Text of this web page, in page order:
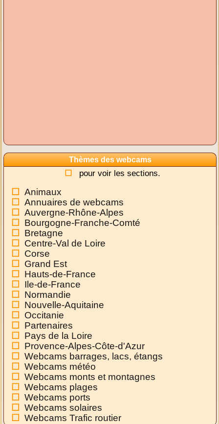
Thèmes des webcams
pour voir les sections.
Animaux
Annuaires de webcams
Auvergne-Rhône-Alpes
Bourgogne-Franche-Comté
Bretagne
Centre-Val de Loire
Corse
Grand Est
Hauts-de-France
Ile-de-France
Normandie
Nouvelle-Aquitaine
Occitanie
Partenaires
Pays de la Loire
Provence-Alpes-Côte-d'Azur
Webcams barrages, lacs, étangs
Webcams météo
Webcams monts et montagnes
Webcams plages
Webcams ports
Webcams solaires
Webcams Trafic routier